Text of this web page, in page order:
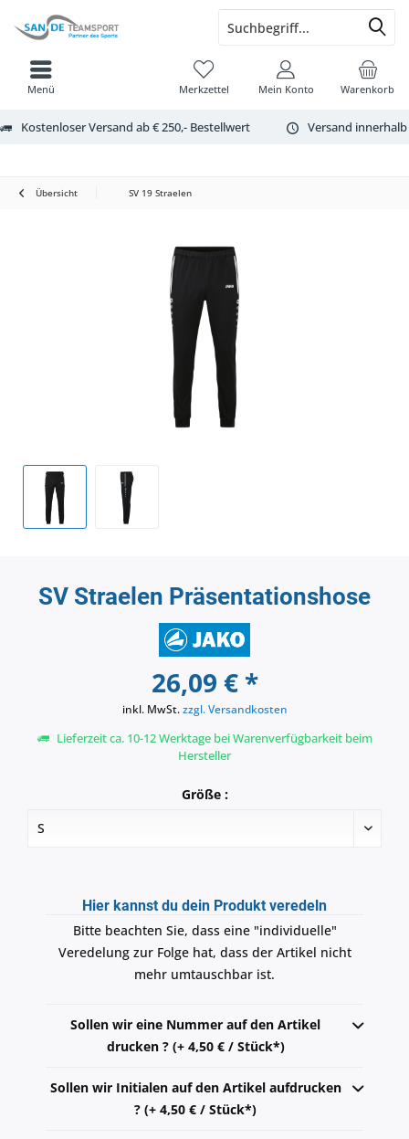
Kostenloser Versand ab € 250,- Bestellwert Versand
Warenkorb
Merkzettel Mein Konto
Menü
Übersicht SV 19 Straelen
SV Straelen Präsentationshose
26,09 € *
inkl. MwSt.zzgl. Versandkosten
Lieferzeit ca. 10-12 Werktage bei Warenverfügbarkeit beim
Hersteller
Größe :
Hier kannst du dein Produkt veredeln
Bitte beachten Sie, dass eine "individuelle"
Veredelung zur Folge hat, dass der Artikel nicht
mehr umtauschbar ist.
Sollen wir eine Nummer auf den Artikel
drucken ? (+ 4,50 € / Stück*)
Sollen wir Initialen auf den Artikel aufdrucken
? (+ 4,50 € / Stück*)